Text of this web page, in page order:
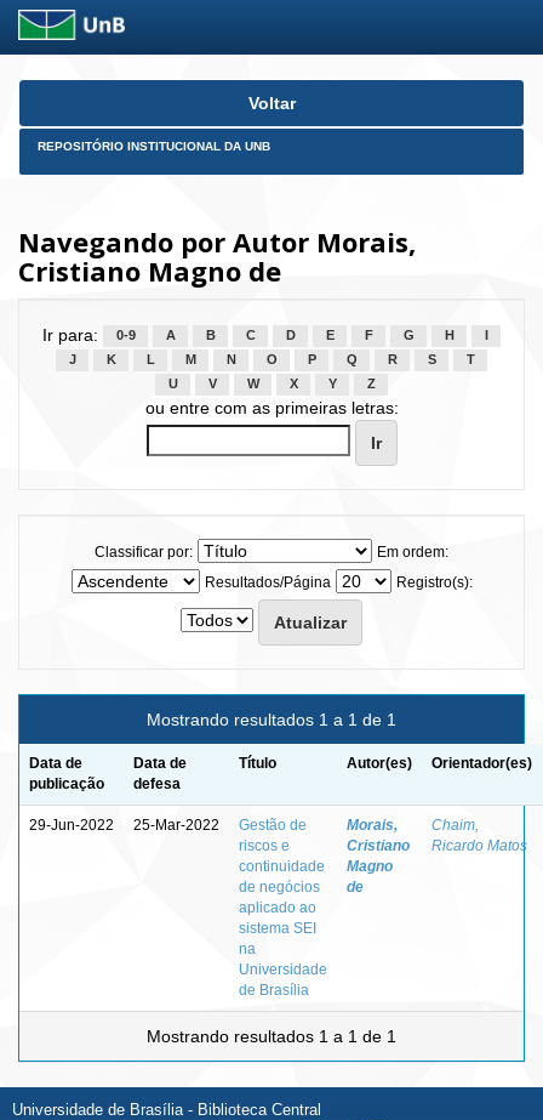
Skip
Voltar
REPOSITÓRIO INSTITUCIONAL DA UNB
Navegando por Autor Morais,
Cristiano Magno de
Ir para: 0-9 A B C D E F G H
J
K L M N O P Q R S
T
U
V W X Y Z
ou entre com as primeiras letras:
Classificar por:
Em ordem:
Resultados/Página
Registro(s):
Mostrando resultados 1 a 1 de 1
Data de
publicação
Data de
defesa
Título Autor(es) Orientador(es)
29-Jun-2022 25-Mar-2022
Gestão de
riscos e
continuidade
de negócios
aplicado ao
sistema SEI
na
Universidade
de Brasília
Morais,
Cristiano
Magno
de
Chaim,
Ricardo Matos
Mostrando resultados 1 a 1 de 1
Universidade de Brasília - Biblioteca Central